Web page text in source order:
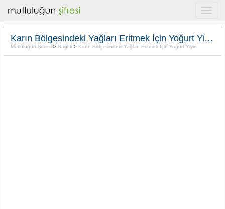
Karın Bölgesindeki Yağları Eritmek İçin Yoğurt Yiyin
Mutluluğun Şifresi > Sağlık > Karın Bölgesindeki Yağları Eritmek İçin Yoğurt Yiyin